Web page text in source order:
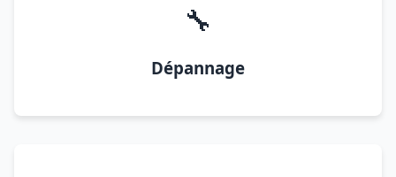
🔧
Dépannage